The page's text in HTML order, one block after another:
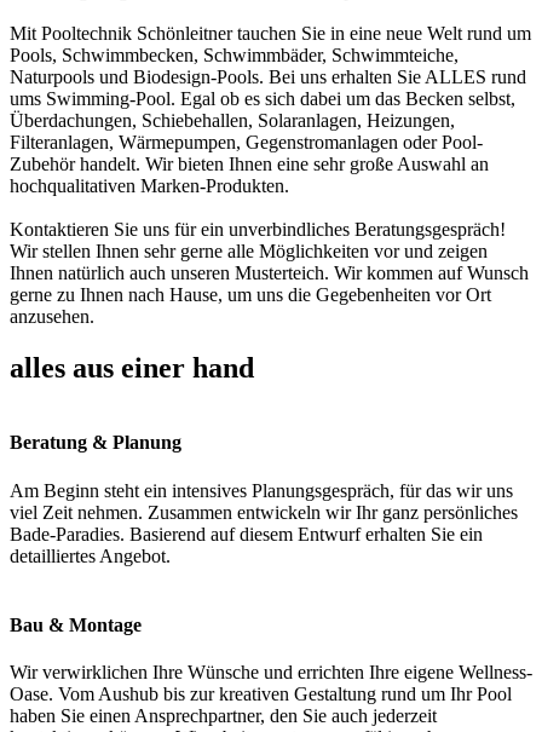
Mit Pooltechnik Schönleitner tauchen Sie in eine neue Welt rund um
Pools, Schwimmbecken, Schwimmbäder, Schwimmteiche,
Naturpools und Biodesign-Pools. Bei uns erhalten Sie ALLES rund
ums Swimming-Pool. Egal ob es sich dabei um das Becken selbst,
Überdachungen, Schiebehallen, Solaranlagen, Heizungen,
Filteranlagen, Wärmepumpen, Gegenstromanlagen oder Pool-
Zubehör handelt. Wir bieten Ihnen eine sehr große Auswahl an
hochqualitativen Marken-Produkten.
Kontaktieren Sie uns für ein unverbindliches Beratungsgespräch!
Wir stellen Ihnen sehr gerne alle Möglichkeiten vor und zeigen
Ihnen natürlich auch unseren Musterteich. Wir kommen auf Wunsch
gerne zu Ihnen nach Hause, um uns die Gegebenheiten vor Ort
anzusehen.
alles aus einer hand
Beratung & Planung
Am Beginn steht ein intensives Planungsgespräch, für das wir uns
viel Zeit nehmen. Zusammen entwickeln wir Ihr ganz persönliches
Bade-Paradies. Basierend auf diesem Entwurf erhalten Sie ein
detailliertes Angebot.
Bau & Montage
Wir verwirklichen Ihre Wünsche und errichten Ihre eigene Wellness-
Oase. Vom Aushub bis zur kreativen Gestaltung rund um Ihr Pool
haben Sie einen Ansprechpartner, den Sie auch jederzeit